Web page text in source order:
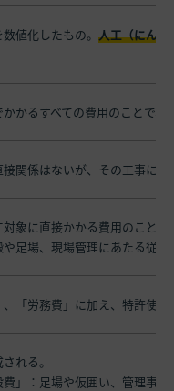
値化したもの。 人工（にんく
かかるすべての費用のことで
接関係はないが、その工事に
象に直接かかる費用のこと。
足場、現場管理にあたる従
、「労務費」に加え、特許使
れる。
費」：足場や仮囲い、管理事